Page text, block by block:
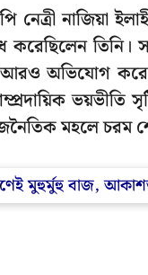
নেত্রী নাজিয়া
তিনি।
আরও অভিযোগ
ভয়ভীতি
মহলে চরম
মুহুর্মুহু বাজ,